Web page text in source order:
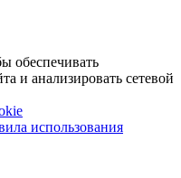
обеспечивать
и анализировать сетевой
использования